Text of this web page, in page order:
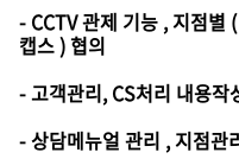
- CCTV 관제 기능 , 지점별
캡스 ) 협의
- 고객관리, CS처리 내용
- 상담메뉴얼 관리 , 지점관